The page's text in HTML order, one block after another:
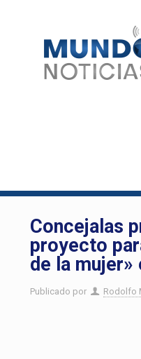
Concejalas
proyecto
de la mujer»
Publicado por Rodolfo